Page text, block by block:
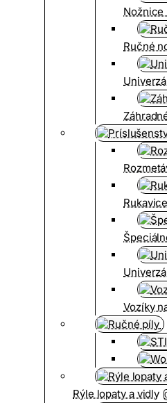
Nožnice
Ručné
Vozíky
Rýle lopaty a vidly